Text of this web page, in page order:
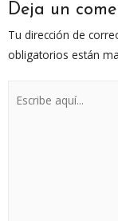
Deja un
Tu dirección de
obligatorios están